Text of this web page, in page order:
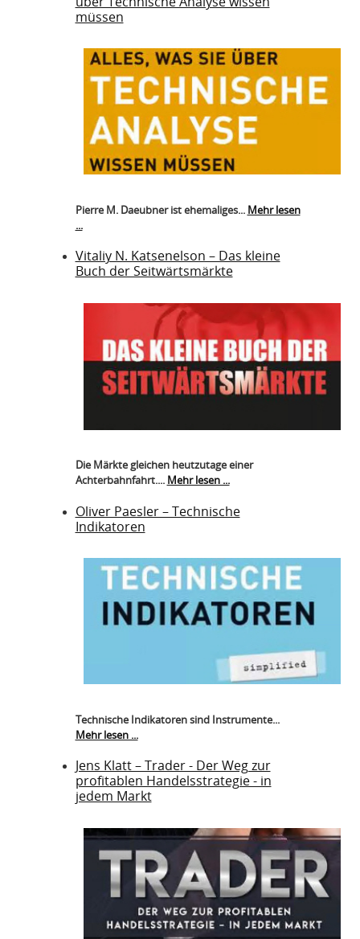
müssen
Pierre M. Daeubner ist ehemaliges... Mehr lesen
...
Vitaliy N. Katsenelson – Das kleine
Buch der Seitwärtsmärkte
Die Märkte gleichen heutzutage einer
Achterbahnfahrt.... Mehr lesen ...
Oliver Paesler – Technische
Indikatoren
Technische Indikatoren sind Instrumente...
Mehr lesen ...
Jens Klatt – Trader - Der Weg zur
profitablen Handelsstrategie - in
jedem Markt